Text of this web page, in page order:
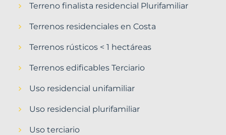
Terreno finalista residencial Plurifamiliar
Terrenos residenciales en Costa
Terrenos rústicos < 1 hectáreas
Terrenos edificables Terciario
Uso residencial unifamiliar
Uso residencial plurifamiliar
Uso terciario